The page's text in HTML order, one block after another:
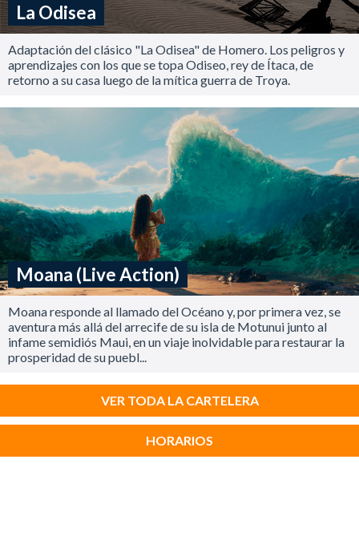
La Odisea
Adaptación del clásico "La Odisea" de Homero. Los peligros y
aprendizajes con los que se topa Odiseo, rey de Ítaca, de
retorno a su casa luego de la mítica guerra de Troya.
Moana (Live Action)
Moana responde al llamado del Océano y, por primera vez, se
aventura más allá del arrecife de su isla de Motunui junto al
infame semidiós Maui, en un viaje inolvidable para restaurar la
prosperidad de su puebl...
VER TODA LA CARTELERA
HORARIOS